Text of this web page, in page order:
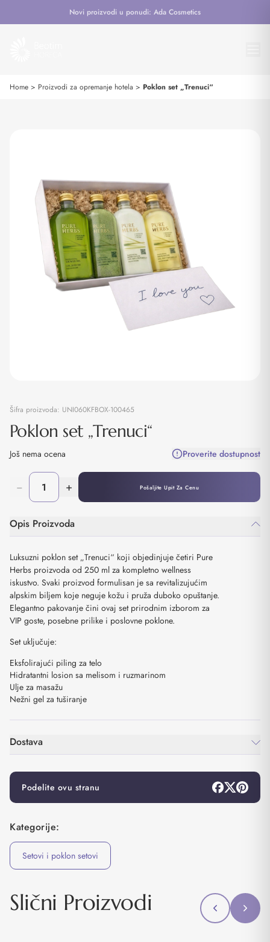
Novi proizvodi u ponudi: Ada Cosmetics
Home > Proizvodi za opremanje hotela > Poklon set „Trenuci“
Šifra proizvoda: UNI060KFBOX-100465
Poklon set „Trenuci“
Još nema ocena Proverite dostupnost
− + Pošaljite Upit Za Cenu
Opis Proizvoda
Luksuzni poklon set „Trenuci“ koji objedinjuje četiri Pure
Herbs proizvoda od 250 ml za kompletno wellness
iskustvo. Svaki proizvod formulisan je sa revitalizujućim
alpskim biljem koje neguje kožu i pruža duboko opuštanje.
Elegantno pakovanje čini ovaj set prirodnim izborom za
VIP goste, posebne prilike i poslovne poklone.
Set uključuje:
Eksfolirajući piling za telo
Hidratantni losion sa melisom i ruzmarinom
Ulje za masažu
Nežni gel za tuširanje
Dostava
Podelite ovu stranu
Kategorije:
Setovi i poklon setovi
Slični Proizvodi